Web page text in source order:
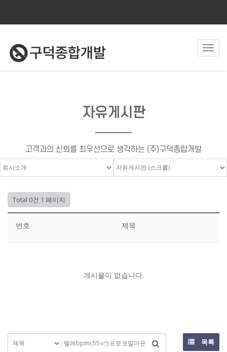
자유게시판
────
고객과의 신의를 최우선으로 생각하는 (주)구덕종합개발
Total 0건 1 페이지
번호 제목
게시물이 없습니다.
목록